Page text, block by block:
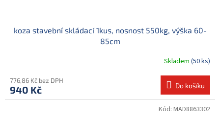
koza stavební skládací 1kus, nosnost 550kg, výška 60-
85cm
Skladem (50 ks)
776,86 Kč bez DPH
940 Kč Do košíku
Kód: MAD8863302